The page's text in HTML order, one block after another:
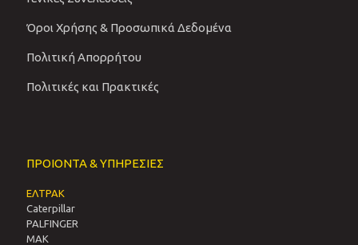
Όροι Χρήσης & Προσωπικά Δεδομένα
Πολιτική Απορρήτου
Πολιτικές και Πρακτικές
ΠΡΟΙΟΝΤΑ & ΥΠΗΡΕΣΙΕΣ
ΕΛΤΡΑΚ
Caterpillar
PALFINGER
MAK